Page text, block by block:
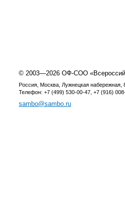
© 2003—2026 ОФ-СОО
Россия, Москва, Лужнецкая набережная,
Телефон: +7 (499) 530-00-47, +7 (916)
sambo@sambo.ru